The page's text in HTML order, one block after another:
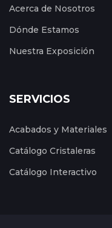
Acerca de Nosotros
Dónde Estamos
Nuestra Exposición
SERVICIOS
Acabados y Materiales
Catálogo Cristaleras
Catálogo Interactivo